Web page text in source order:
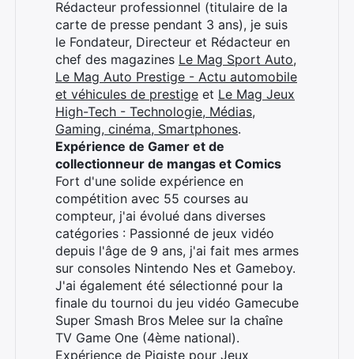
Rédacteur professionnel (titulaire de la
carte de presse pendant 3 ans), je suis
le Fondateur, Directeur et Rédacteur en
chef des magazines Le Mag Sport Auto,
Le Mag Auto Prestige - Actu automobile
et véhicules de prestige et Le Mag Jeux
High-Tech - Technologie, Médias,
Gaming, cinéma, Smartphones.
Expérience de Gamer et de
collectionneur de mangas et Comics
Fort d'une solide expérience en
compétition avec 55 courses au
compteur, j'ai évolué dans diverses
catégories : Passionné de jeux vidéo
depuis l'âge de 9 ans, j'ai fait mes armes
sur consoles Nintendo Nes et Gameboy.
J'ai également été sélectionné pour la
finale du tournoi du jeu vidéo Gamecube
Super Smash Bros Melee sur la chaîne
TV Game One (4ème national).
Expérience de Pigiste pour Jeux